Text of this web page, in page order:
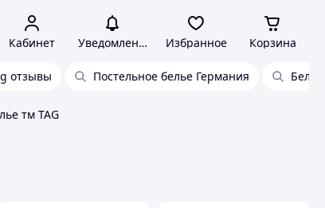
Кабинет Уведомления Избранное Корзина
отзывы Постельное белье Германия
тм TAG